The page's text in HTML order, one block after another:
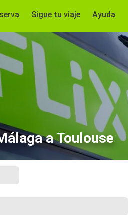
Sigue tu viaje Ayuda
a Toulouse